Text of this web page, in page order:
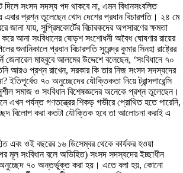
দিলে সংসদ সদস্য পদ থাকবে না, এমন বিধানসংবলিত
এবার প্রশ্ন তুলেছেন খোদ দেশের প্রধান বিচারপতি। ২৪ মে
জানা যায়, সুপ্রিমকোর্টের বিচারকদের অপসারণের ক্ষমতা
আনা সংবিধানের ষোড়শ সংশোধনী অবৈধ ঘোষণার রায়ের
শুনানিকালে প্রধান বিচারপতি সুরেন্দ্র কুমার সিনহা রাষ্ট্রের
জেনারেল মাহবুবে আলমের উদ্দেশে বলেছেন, ‘সংবিধানে ৭০
আরও প্রশ্ন রাখেন, সরকার কি তার নিজ সংসদ সদস্যদের
ইতিপূর্বেও ৭০ অনুচ্ছেদের যৌক্তিকতা নিয়ে ট্রান্সপারেন্সি
সুশীল সমাজ ও সংবিধান বিশেষজ্ঞদের অনেকে প্রশ্ন তুলেছেন।
এখন পর্যন্ত গণতন্ত্রের শিকড় গভীরে প্রোথিত হতে পারেনি,
বিলোপ করা কতটা যৌক্তিক হবে তা আলোচনা করাই এ
এবং ওই বছরের ১৬ ডিসেম্বর থেকে কার্যকর হওয়া
মূল সংবিধান বলে অভিহিত) সংসদ সদস্যদের ইচ্ছাধীন
অনুচ্ছেদ ৭০ অন্তর্ভুক্ত করা হয়। এতে বলা হয়, কোনো